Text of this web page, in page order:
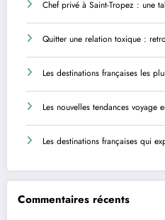
Chef privé à Saint-Tropez : une
Quitter une relation toxique :
Les destinations françaises les
Les nouvelles tendances voyage
Les destinations françaises qui
Commentaires récents